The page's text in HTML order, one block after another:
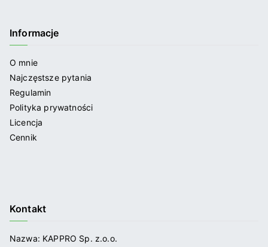
Informacje
O mnie
Najczęstsze pytania
Regulamin
Polityka prywatności
Licencja
Cennik
Kontakt
Nazwa: KAPPRO Sp. z.o.o.